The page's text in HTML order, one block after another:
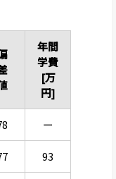
年間
学費
[万
円]
ー
93